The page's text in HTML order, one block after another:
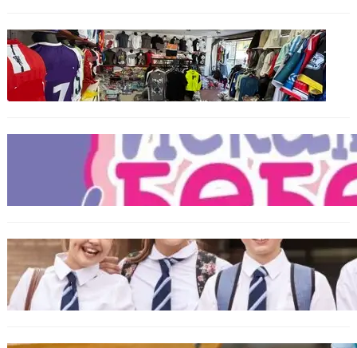
БЪЛГАРИЯ
Иззеха фалшиви стоки за близо 650 000
евро при акция във Варна и „Златни
пясъци“
Инвитро подкрепата под въпрос? „Искам
бебе“ се обяви срещу прехвърлянето на
Центъра към НЗОК
ИКОНОМИКА
Колко ще струват училищните униформи
във Варна тази година